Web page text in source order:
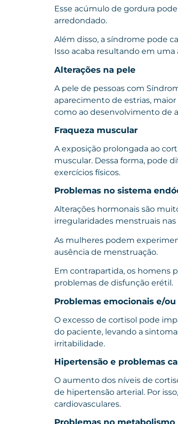
Esse acúmulo de gordura
arredondado.
Além disso, a síndrome pode
Isso acaba resultando em
Alterações na pele
A pele de pessoas com
aparecimento de estrias,
como ao desenvolvimento de
Fraqueza muscular
A exposição prolongada ao
muscular. Dessa forma, pode
exercícios físicos.
Problemas no sistema
Alterações hormonais são
irregularidades menstruais
As mulheres podem
ausência de menstruação.
Em contrapartida, os homens
problemas de disfunção erétil.
Problemas emocionais e/
O excesso de cortisol pode
do paciente, levando a
irritabilidade.
Hipertensão e problemas
O aumento dos níveis de
de hipertensão arterial. Por
cardiovasculares.